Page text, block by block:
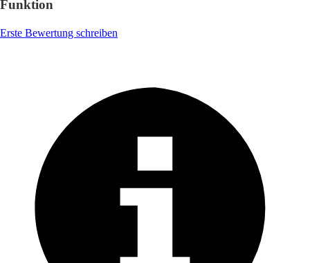
Funktion
Erste Bewertung schreiben